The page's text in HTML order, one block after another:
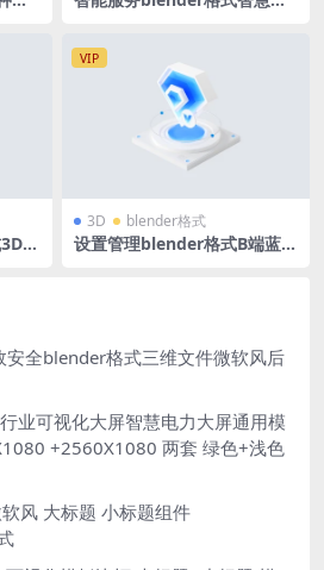
立
VIP
3D blender格式
设置管理blender格式B端蓝白
安全blender格式三维文件微软风后
业可视化大屏智慧电力大屏通用模
+2560X1080 两套 绿色+浅色
风 大标题 小标题组件